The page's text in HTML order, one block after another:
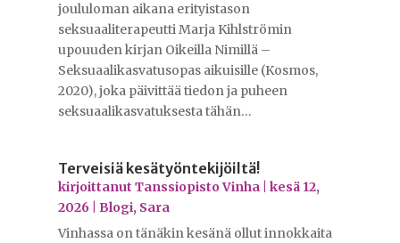
joululoman aikana erityistason
seksuaaliterapeutti Marja Kihlströmin
upouuden kirjan Oikeilla Nimillä –
Seksuaalikasvatusopas aikuisille (Kosmos,
2020), joka päivittää tiedon ja puheen
seksuaalikasvatuksesta tähän…
Terveisiä kesätyöntekijöiltä!
kirjoittanut Tanssiopisto Vinha| kesä 12,
2026| Blogi, Sara
Vinhassa on tänäkin kesänä ollut innokkaita